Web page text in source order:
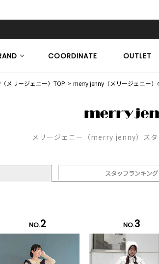
COORDINATE OUTLET
メリージェニー）TOP merry jenny（メリージェニー
メリージェニー（merry jenny）スタ
スタッフランキング
NO.2 NO.3